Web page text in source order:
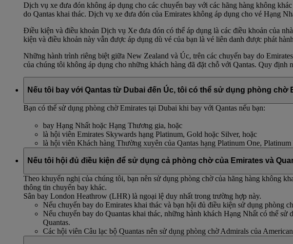
Dịch vụ xe đưa đón không áp dụng cho các chuyến bay với các hãng hàng không
do Qantas khai thác. Dịch vụ xe đưa đón của Emirates không áp dụng cho vé Hạng
Điều kiện và điều khoản Dịch vụ Xe đưa đón có thể áp dụng là các điều khoản của
kiện và điều khoản này vẫn được áp dụng dù vé của bạn là vé liên danh được phát
Những hành trình riêng biệt giữa New Zealand và Úc, trên các chuyến bay do
của chúng tôi không áp dụng cho những khách hàng đã đặt chỗ với Qantas. Quy
Nếu tôi bay với Qantas từ Dubai đến Úc, tôi có thể sử dụng phòng chờ
Bạn có thể sử dụng phòng chờ Emirates tại Dubai khi bay với Qantas nếu bạn:
bay Hạng Nhất hoặc Hạng Thương gia, hoặc
là hội viên Emirates Skywards hạng Platinum, Gold hoặc Silver, hoặc
là hội viên Khách hàng Thường xuyên của Qantas hạng Platinum One, Platinum
Nếu tôi hội đủ điều kiện để sử dụng cả phòng chờ của Emirates và
Theo khuyến nghị của chúng tôi, bạn nên sử dụng phòng chờ của hãng hàng không
thông tin chuyến bay khác.
Sân bay London Heathrow (LHR) là ngoại lệ duy nhất trong trường hợp này.
Nếu chuyến bay do Emirates khai thác và bạn hội đủ điều kiện sử dụng phòng
Nếu chuyến bay do Quantas khai thác, những hành khách Hạng Nhất có thể
Quantas.
Các hội viên Câu lạc bộ Quantas nên sử dụng phòng chờ Admirals của